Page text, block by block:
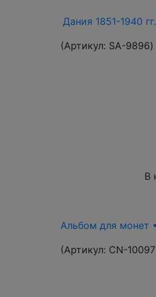
Дания 1851-1940
(Артикул: SA-9896)
В
Альбом для монет
(Артикул: CN-